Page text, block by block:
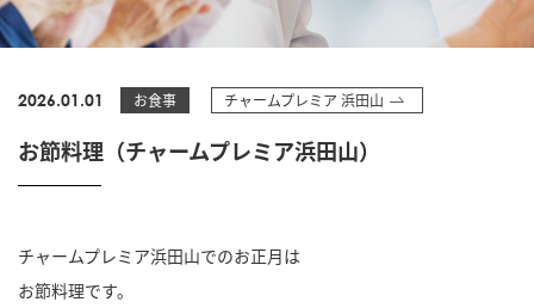
2026.01.01 お食事 チャームプレミア 浜田山
お節料理（チャームプレミア浜田山）
チャームプレミア浜田山でのお正月は
お節料理です。